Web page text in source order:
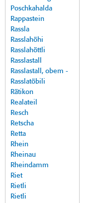
Poschkahalda
Rappastein
Rassla
Rasslahöhi
Rasslahöttli
Rasslastall
Rasslastall, obem -
Rasslatöbili
Rätikon
Realateil
Resch
Retscha
Retta
Rhein
Rheinau
Rheindamm
Riet
Rietli
Rietli